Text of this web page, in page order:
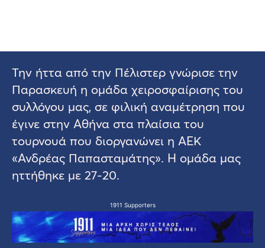
Την ήττα από την Πέλιστερ γνώρισε την
Παρασκευή η ομάδα χειροσφαίρισης του
συλλόγου μας, σε φιλική αναμέτρηση που
έγινε στην Αθήνα στα πλαίσια του
τουρνουά που διοργανώνει η ΑΕΚ
«Ανδρέας Παπασταμάτης». Η ομάδα μας
ηττήθηκε με 27-20.
1911 Supporters